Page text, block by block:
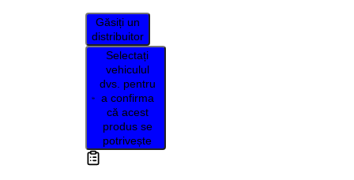
Găsiți un
distribuitor
Selectați
vehiculul
dvs. pentru
a confirma
că acest
produs se
potrivește